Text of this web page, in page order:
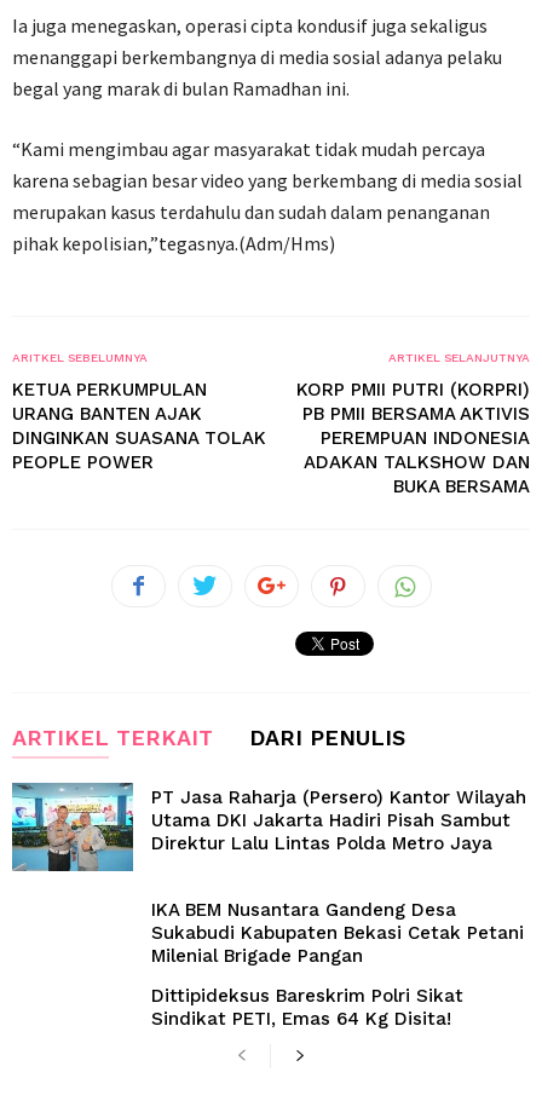
Ia juga menegaskan, operasi cipta kondusif juga sekaligus
menanggapi berkembangnya di media sosial adanya pelaku
begal yang marak di bulan Ramadhan ini.
“Kami mengimbau agar masyarakat tidak mudah percaya
karena sebagian besar video yang berkembang di media sosial
merupakan kasus terdahulu dan sudah dalam penanganan
pihak kepolisian,”tegasnya.(Adm/Hms)
ARITKEL SEBELUMNYA
KETUA PERKUMPULAN
URANG BANTEN AJAK
DINGINKAN SUASANA TOLAK
PEOPLE POWER
ARTIKEL SELANJUTNYA
KORP PMII PUTRI (KORPRI)
PB PMII BERSAMA AKTIVIS
PEREMPUAN INDONESIA
ADAKAN TALKSHOW DAN
BUKA BERSAMA
ARTIKEL TERKAIT DARI PENULIS
PT Jasa Raharja (Persero) Kantor Wilayah
Utama DKI Jakarta Hadiri Pisah Sambut
Direktur Lalu Lintas Polda Metro Jaya
IKA BEM Nusantara Gandeng Desa
Sukabudi Kabupaten Bekasi Cetak Petani
Milenial Brigade Pangan
Dittipideksus Bareskrim Polri Sikat
Sindikat PETI, Emas 64 Kg Disita!